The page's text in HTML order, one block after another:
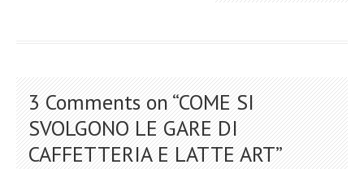
3 Comments on “COME SI
SVOLGONO LE GARE DI
CAFFETTERIA E LATTE ART”